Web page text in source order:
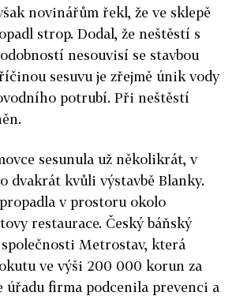
novinářům řekl, že ve sklepě
strop. Dodal, že neštěstí s
nesouvisí se stavbou
sesuvu je zřejmě únik vody
potrubí. Při neštěstí
sesunula už několikrát, v
dvakrát kvůli výstavbě Blanky.
v prostoru okolo
restaurace. Český báňský
Metrostav, která
ve výši 200 000 korun za
úřadu firma podcenila prevenci a